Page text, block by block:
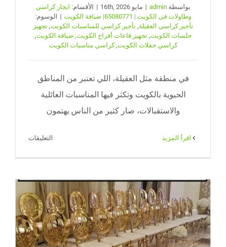
بواسطةadmin
| مايو 16th, 2026 | الأقسام: ايجار كراسي
وطاولات فى الكويت | 65080771| ضيافة الكويت
|
الوسوم:
تأجير كراسي العقيلة, تأجير كراسي للمناسبات الكويت, تجهيز
جلسات الكويت,تجهيز قاعات أفراح الكويت, ضيافة الكويت,
كراسي حفلات الكويت,كراسي مناسبات الكويت
في منطقة مثل العقيلة، اللي تعتبر من المناطق
الحيوية بالكويت وتكثر فيها المناسبات العائلية
والاستقبالات، صار كثير من الناس يهتمون
التعليقات
والأعراس
بتجهيزات
مرتبة
|